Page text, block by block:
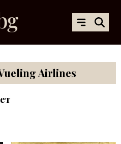
Airlines